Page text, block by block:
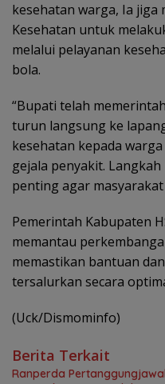
kesehatan warga, Ia
Kesehatan untuk
melalui pelayanan
bola.
“Bupati telah
turun langsung ke
kesehatan kepada
gejala penyakit.
penting agar
Pemerintah Kabupaten
memantau
memastikan bantuan
tersalurkan secara
(Uck/Dismominfo)
Berita Terkait
Ranperda